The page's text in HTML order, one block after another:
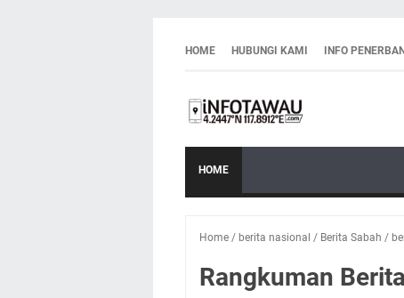
HOME HUBUNGI KAMI INFO
HOME
Home / berita nasional / Berita Sabah /
Rangkuman